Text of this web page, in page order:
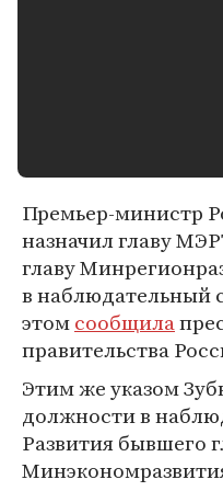
Премьер-министр
назначил главу
главу
в наблюдательный
этомсообщила
правительства
Этим же указом
должности в
Развития бывшего